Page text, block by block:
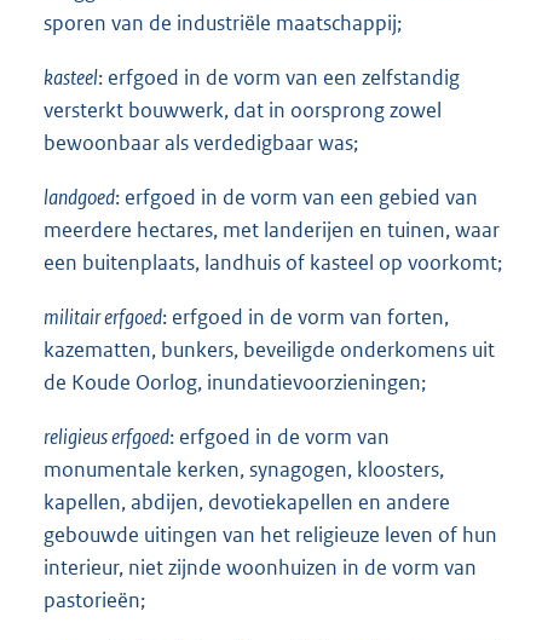
sporen van de industriële maatschappij;
kasteel: erfgoed in de vorm van een zelfstandig
versterkt bouwwerk, dat in oorsprong zowel
bewoonbaar als verdedigbaar was;
landgoed: erfgoed in de vorm van een gebied van
meerdere hectares, met landerijen en tuinen, waar
een buitenplaats, landhuis of kasteel op voorkomt;
militair erfgoed: erfgoed in de vorm van forten,
kazematten, bunkers, beveiligde onderkomens uit
de Koude Oorlog, inundatievoorzieningen;
religieus erfgoed: erfgoed in de vorm van
monumentale kerken, synagogen, kloosters,
kapellen, abdijen, devotiekapellen en andere
gebouwde uitingen van het religieuze leven of hun
interieur, niet zijnde woonhuizen in de vorm van
pastorieën;